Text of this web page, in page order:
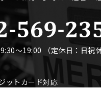
〜19:00 （定休日：日祝
ットカード対応